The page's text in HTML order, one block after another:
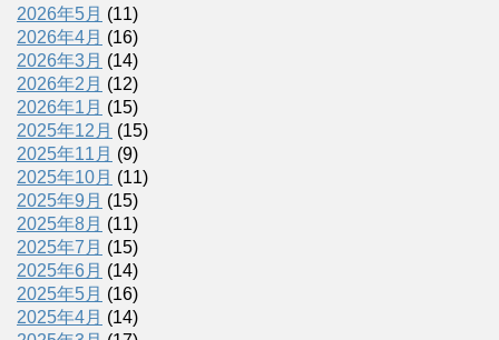
2026年5月 (11)
2026年4月 (16)
2026年3月 (14)
2026年2月 (12)
2026年1月 (15)
2025年12月 (15)
2025年11月 (9)
2025年10月 (11)
2025年9月 (15)
2025年8月 (11)
2025年7月 (15)
2025年6月 (14)
2025年5月 (16)
2025年4月 (14)